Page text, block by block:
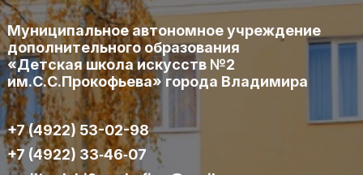
Муниципальное автономное учреждение
дополнительного образования
«Детская школа искусств №2
им.С.С.Прокофьева» города Владимира
+7 (4922) 53-02-98
+7 (4922) 33‑46‑07